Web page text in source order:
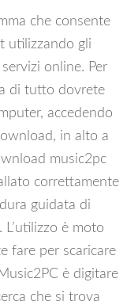
che consente
utilizzando gli
online. Per
di tutto dovrete
accedendo
in alto a
music2pc
correttamente
guidata di
è moto
fare per scaricare
è digitare
che si trova